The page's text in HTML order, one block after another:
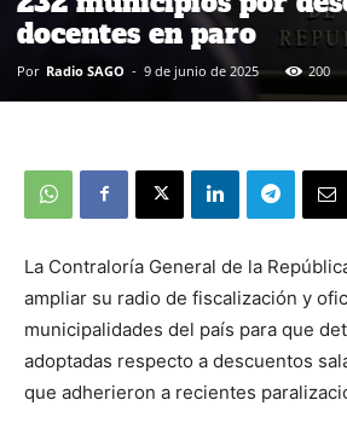
docentes en paro
Por Radio SAGO - 9 de junio de 2025 200
La Contraloría General de la
ampliar su radio de fiscalización y
municipalidades del país para que
adoptadas respecto a descuentos
que adherieron a recientes